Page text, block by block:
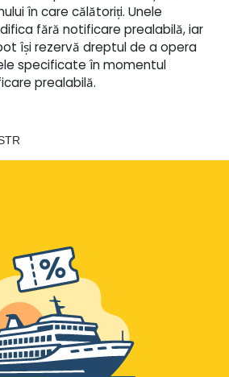
în care călătoriți. Unele
fără notificare prealabilă, iar
își rezervă dreptul de a opera
specificate în momentul
prealabilă.